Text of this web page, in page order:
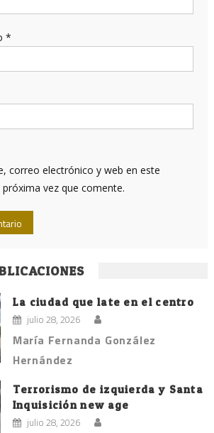
*
correo electrónico y web en este
vez que comente.
La ciudad que late en el centro
julio 28, 2026
María Fernanda González
Hernández
Terrorismo de izquierda y Santa
Inquisición new age
julio 28, 2026